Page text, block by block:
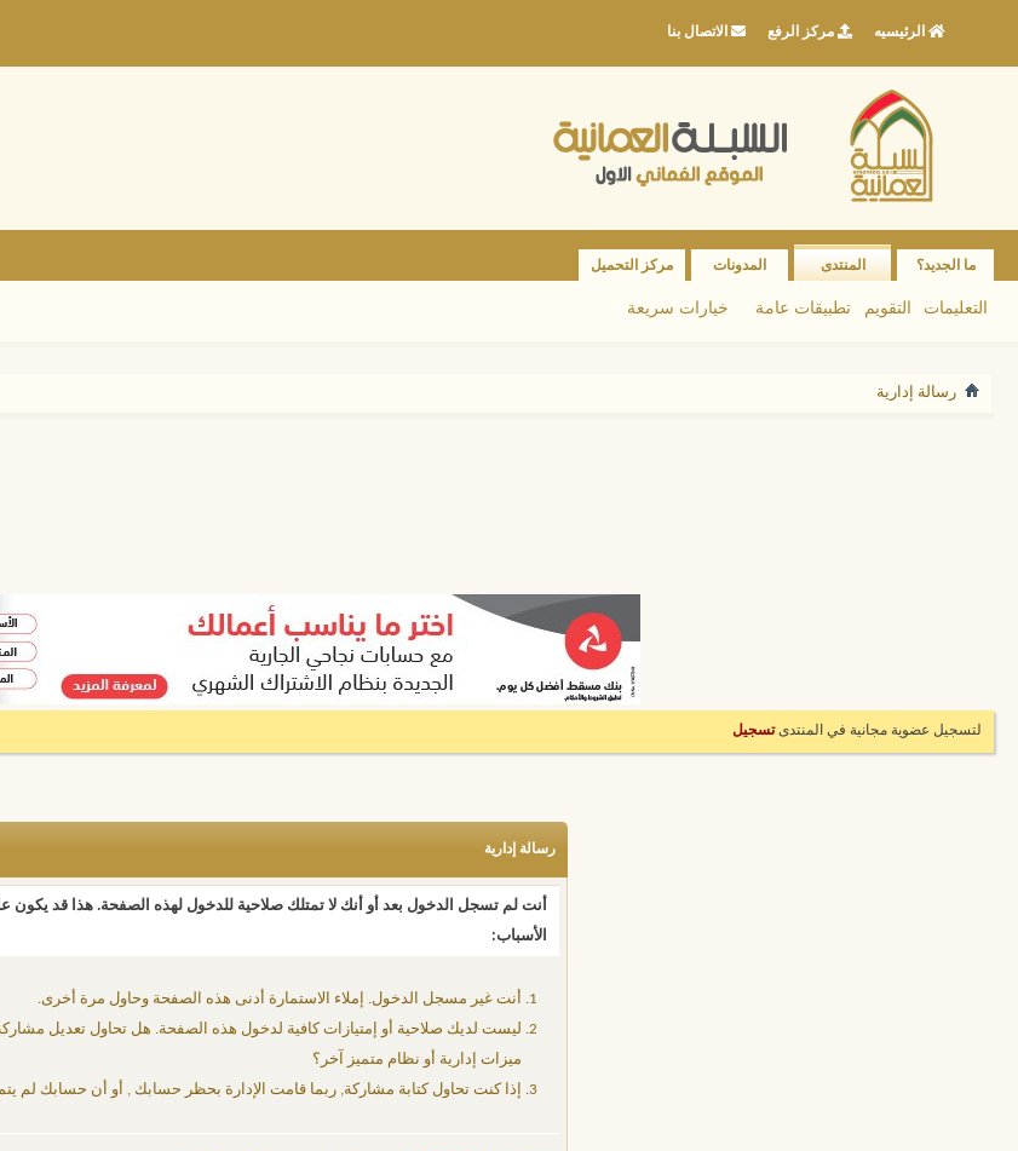
الرئيسيه مركز الرفع الاتصال بنا
ما الجديد؟ المنتدى
التعليمات التقويم تطبيقات عامة خيارات سريعة
المدونات مركز التحميل
رسالة إدارية
لتسجيل عضوية مجانية في المنتدىتسجيل
رسالة إدارية
أنت لم تسجل الدخول بعد أو أنك لا تمتلك صلاحية للدخول لهذه الصفحة. هذا قد يكون
الأسباب:
أنت غير مسجل الدخول. إملاء الاستمارة أدنى هذه الصفحة وحاول مرة أخرى.
ليست لديك صلاحية أو إمتيازات كافية لدخول هذه الصفحة. هل تحاول تعديل
ميزات إدارية أو نظام متميز آخر؟
إذا كنت تحاول كتابة مشاركة, ربما قامت الإدارة بحظر حسابك , أو أن حسابك لم يتم